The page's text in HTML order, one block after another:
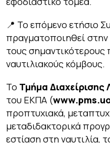
📍 Το επόμενο ετήσιο
πραγματοποιηθεί στην
τους σημαντικότερους
ναυτιλιακούς κόμβους.
Το Τμήμα Διαχείρισης
του ΕΚΠΑ (www.pms.
προπτυχιακά,
μεταδιδακτορικά
εστίαση στη ναυτιλία,